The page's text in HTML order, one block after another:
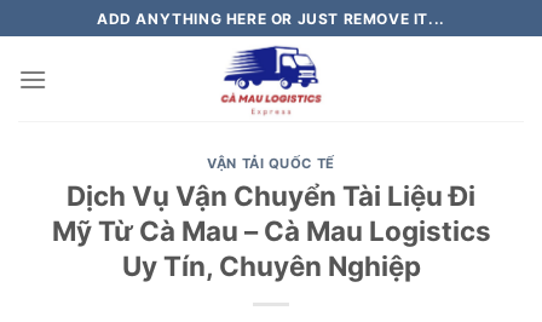
to
content
ADD ANYTHING HERE OR JUST REMOVE IT...
VẬN TẢI QUỐC TẾ
Dịch Vụ Vận Chuyển Tài Liệu Đi
Mỹ Từ Cà Mau – Cà Mau Logistics
Uy Tín, Chuyên Nghiệp